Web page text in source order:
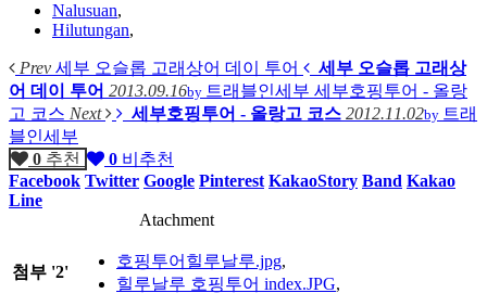
Nalusuan,
Hilutungan,
Prev 세부 오슬롭 고래상어 데이 투어
세부 오슬롭 고래상
어 데이 투어 2013.09.16by 트래블인세부 세부호핑투어 - 올랑
고 코스 Next 세부호핑투어 - 올랑고 코스 2012.11.02by 트래
블인세부
0 추천 0 비추천
Facebook Twitter Google Pinterest KakaoStory Band Kakao
Line
Atachment
첨부 '2'
호핑투어힐루날루.jpg,
힐루날루 호핑투어 index.JPG,